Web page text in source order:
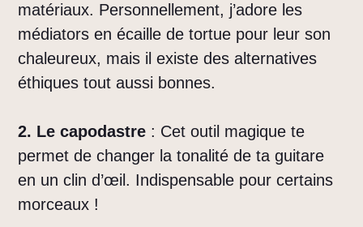
matériaux. Personnellement, j’adore les
médiators en écaille de tortue pour leur son
chaleureux, mais il existe des alternatives
éthiques tout aussi bonnes.
2. Le capodastre : Cet outil magique te
permet de changer la tonalité de ta guitare
en un clin d’œil. Indispensable pour certains
morceaux !